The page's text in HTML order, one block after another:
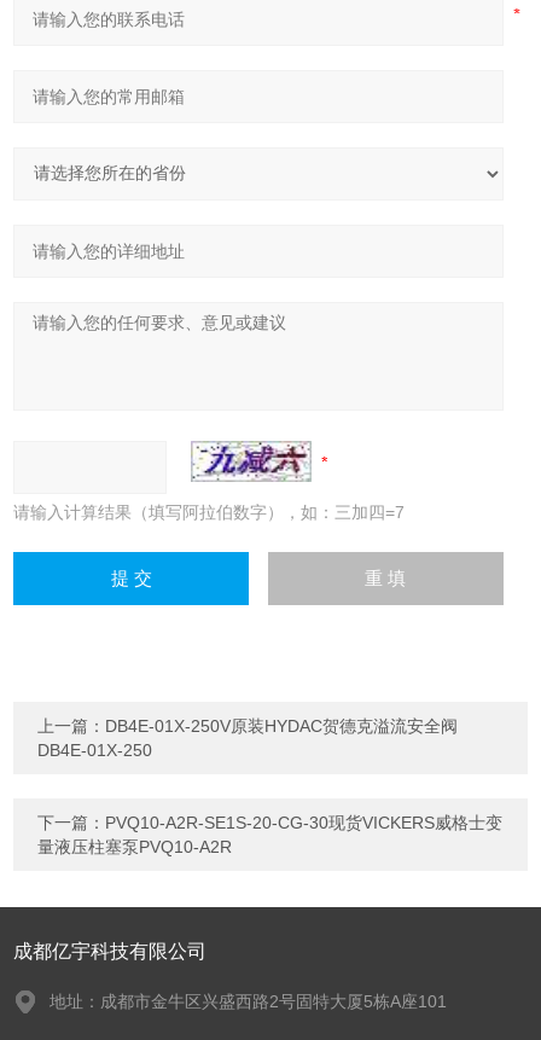
请输入计算结果（填写阿拉伯数字），如：三加四=7
上一篇： DB4E-01X-250V原装HYDAC贺德克溢流安全阀
DB4E-01X-250
下一篇： PVQ10-A2R-SE1S-20-CG-30现货VICKERS威格士变
量液压柱塞泵PVQ10-A2R
成都亿宇科技有限公司
地址：成都市金牛区兴盛西路2号固特大厦5栋A座101